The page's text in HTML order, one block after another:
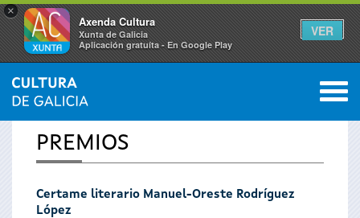
×
Axenda Cultura
Xunta de Galicia
Aplicación gratuíta - En Google Play
VER
Vostede
está
aquí
INICIO 0
PREMIOS
Certame literario Manuel-Oreste Rodríguez
López